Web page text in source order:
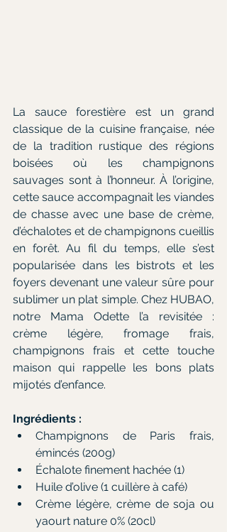
La sauce forestière est un grand
classique de la cuisine française, née
de la tradition rustique des régions
boisées où les champignons
sauvages sont à l’honneur. À l’origine,
cette sauce accompagnait les viandes
de chasse avec une base de crème,
d’échalotes et de champignons cueillis
en forêt. Au fil du temps, elle s’est
popularisée dans les bistrots et les
foyers devenant une valeur sûre pour
sublimer un plat simple. Chez HUBAO,
notre Mama Odette l’a revisitée :
crème légère, fromage frais,
champignons frais et cette touche
maison qui rappelle les bons plats
mijotés d’enfance.
Ingrédients :
Champignons de Paris frais,
émincés (200g)
Échalote finement hachée (1)
Huile d’olive (1 cuillère à café)
Crème légère, crème de soja ou
yaourt nature 0% (20cl)